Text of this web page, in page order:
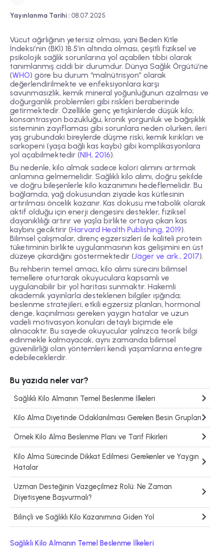
Yayınlanma Tarihi : 08.07.2025
Vücut ağırlığının yetersiz olması, yani Beden Kitle
İndeksi’nin (BKİ) 18.5’in altında olması, çeşitli fiziksel ve
psikolojik sağlık sorunlarına yol açabilen tıbbi olarak
tanımlanmış ciddi bir durumdur. Dünya Sağlık Örgütü’ne
(WHO) göre bu durum “malnütrisyon” olarak
değerlendirilmekte ve enfeksiyonlara karşı
savunmasızlık, kemik mineral yoğunluğunun azalması ve
doğurganlık problemleri gibi riskleri beraberinde
getirmektedir. Özellikle genç yetişkinlerde düşük kilo;
konsantrasyon bozukluğu, kronik yorgunluk ve bağışıklık
sisteminin zayıflaması gibi sorunlara neden olurken, ileri
yaş grubundaki bireylerde düşme riski, kemik kırıkları ve
sarkopeni (yaşa bağlı kas kaybı) gibi komplikasyonlara
yol açabilmektedir (NIH, 2016).
Bu nedenle, kilo almak sadece kalori alımını artırmak
anlamına gelmemelidir. Sağlıklı kilo alımı, doğru şekilde
ve doğru bileşenlerle kilo kazanımını hedeflemelidir. Bu
bağlamda, yağ dokusundan ziyade kas kütlesinin
artırılması öncelik kazanır. Kas dokusu metabolik olarak
aktif olduğu için enerji dengesini destekler, fiziksel
dayanıklılığı artırır ve yaşla birlikte ortaya çıkan kas
kaybını geciktirir (Harvard Health Publishing, 2019).
Bilimsel çalışmalar, direnç egzersizleri ile kaliteli protein
tüketiminin birlikte uygulanmasının kas gelişimini en üst
düzeye çıkardığını göstermektedir (Jäger ve ark., 2017).
Bu rehberin temel amacı, kilo alımı sürecini bilimsel
temellere oturtarak okuyuculara kapsamlı ve
uygulanabilir bir yol haritası sunmaktır. Hakemli
akademik yayınlarla desteklenen bilgiler ışığında;
beslenme stratejileri, etkili egzersiz planları, hormonal
denge, kaçınılması gereken yaygın hatalar ve uzun
vadeli motivasyon konuları detaylı biçimde ele
alınacaktır. Bu sayede okuyucular yalnızca teorik bilgi
edinmekle kalmayacak, aynı zamanda bilimsel
güvenilirliği olan yöntemleri kendi yaşamlarına entegre
edebileceklerdir.
Bu yazıda neler var?
Sağlıklı Kilo Almanın Temel Beslenme İlkeleri
Kilo Alma Diyetinde Odaklanılması Gereken Besin Grupları
Örnek Kilo Alma Beslenme Planı ve Tarif Fikirleri
Kilo Alma Sürecinde Dikkat Edilmesi Gerekenler ve Yaygın
Hatalar
Uzman Desteğinin Vazgeçilmez Rolü: Ne Zaman
Diyetisyene Başvurmalı?
Bilinçli ve Sağlıklı Kilo Kazanımına Giden Yol
Sağlıklı Kilo Almanın Temel Beslenme İlkeleri